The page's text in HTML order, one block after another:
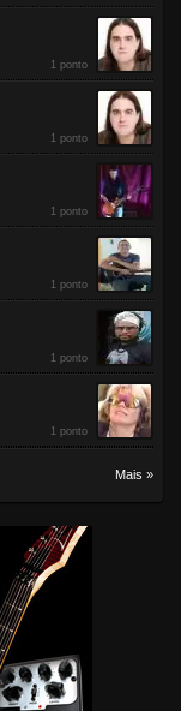
1 ponto
1 ponto
1 ponto
1 ponto
1 ponto
1 ponto
Mais »